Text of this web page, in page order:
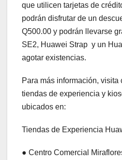
que utilicen tarjetas de
podrán disfrutar de un
Q500.00 y podrán llevarse
SE2, Huawei Strap y un
agotar existencias.
Para más información,
tiendas de experiencia y
ubicados en:
Tiendas de Experiencia
● Centro Comercial